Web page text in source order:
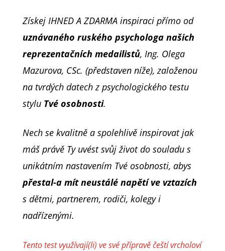
Získej IHNED A ZDARMA inspiraci přímo od
uznávaného ruského psychologa našich
reprezentačních medailistů, Ing. Olega
Mazurova, CSc. (představen níže), založenou
na tvrdých datech z psychologického testu
stylu Tvé osobnosti.
Nech se kvalitně a spolehlivě inspirovat jak
máš právě Ty uvést svůj život do souladu s
unikátním nastavením Tvé osobnosti, abys
přestal-a mít neustálé napětí ve vztazích
s dětmi, partnerem, rodiči, kolegy i
nadřízenými.
Tento test využívají(li) ve své přípravě čeští vrcholoví